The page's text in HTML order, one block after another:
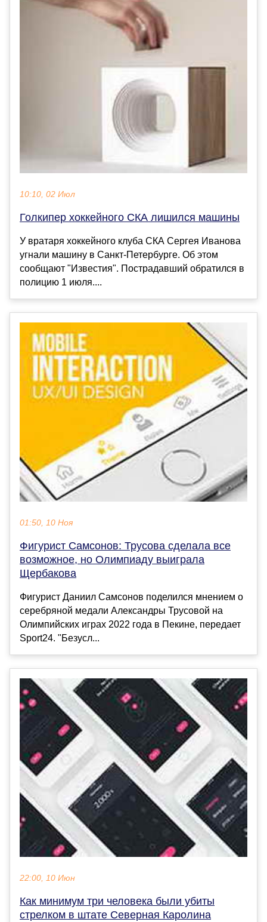
10:10, 02 Июл
Голкипер хоккейного СКА лишился машины
У вратаря хоккейного клуба СКА Сергея Иванова
угнали машину в Санкт-Петербурге. Об этом
сообщают "Известия". Пострадавший обратился в
полицию 1 июля....
01:50, 10 Ноя
Фигурист Самсонов: Трусова сделала все
возможное, но Олимпиаду выиграла
Щербакова
Фигурист Даниил Самсонов поделился мнением о
серебряной медали Александры Трусовой на
Олимпийских играх 2022 года в Пекине, передает
Sport24. "Безусл...
22:00, 10 Июн
Как минимум три человека были убиты
стрелком в штате Северная Каролина